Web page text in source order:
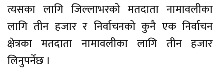
त्यसका लागि जिल्लाभरको मतदाता नामावलीका
लागि तीन हजार र निर्वाचनको कुनै एक निर्वाचन
क्षेत्रका मतदाता नामावलीका लागि तीन हजार
लिनुपर्नेछ ।